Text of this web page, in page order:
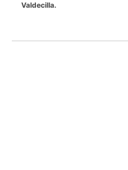
Valdecilla.